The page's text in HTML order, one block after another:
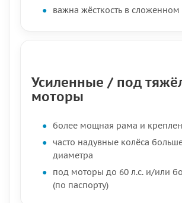
важна жёсткость в сложенном
Усиленные / под
моторы
более мощная рама и
часто надувные колёса
диаметра
под моторы до 60 л.с. и/или
(по паспорту)